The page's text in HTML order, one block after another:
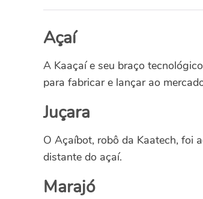
Açaí
A Kaaçaí e seu braço
para fabricar e lançar ao
Juçara
O Açaíbot, robô da Kaatech, foi
distante do açaí.
Marajó